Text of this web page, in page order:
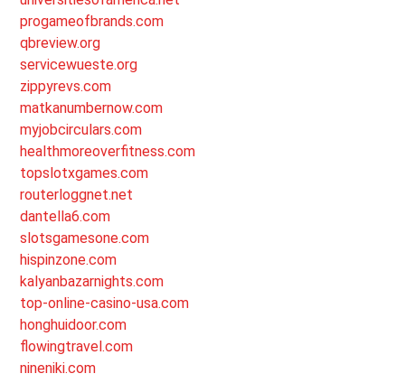
progameofbrands.com
qbreview.org
servicewueste.org
zippyrevs.com
matkanumbernow.com
myjobcirculars.com
healthmoreoverfitness.com
topslotxgames.com
routerloggnet.net
dantella6.com
slotsgamesone.com
hispinzone.com
kalyanbazarnights.com
top-online-casino-usa.com
honghuidoor.com
flowingtravel.com
nineniki.com